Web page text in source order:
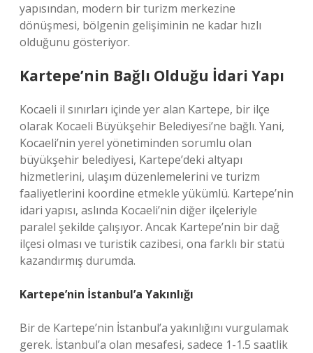
yapısından, modern bir turizm merkezine
dönüşmesi, bölgenin gelişiminin ne kadar hızlı
olduğunu gösteriyor.
Kartepe’nin Bağlı Olduğu İdari Yapı
Kocaeli il sınırları içinde yer alan Kartepe, bir ilçe
olarak Kocaeli Büyükşehir Belediyesi’ne bağlı. Yani,
Kocaeli’nin yerel yönetiminden sorumlu olan
büyükşehir belediyesi, Kartepe’deki altyapı
hizmetlerini, ulaşım düzenlemelerini ve turizm
faaliyetlerini koordine etmekle yükümlü. Kartepe’nin
idari yapısı, aslında Kocaeli’nin diğer ilçeleriyle
paralel şekilde çalışıyor. Ancak Kartepe’nin bir dağ
ilçesi olması ve turistik cazibesi, ona farklı bir statü
kazandırmış durumda.
Kartepe’nin İstanbul’a Yakınlığı
Bir de Kartepe’nin İstanbul’a yakınlığını vurgulamak
gerek. İstanbul’a olan mesafesi, sadece 1-1.5 saatlik